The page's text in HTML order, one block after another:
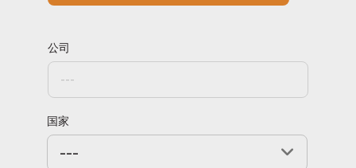
公司
国家
---